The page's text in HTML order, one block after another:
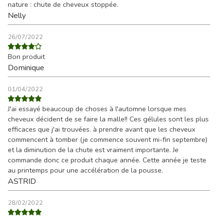
nature : chute de cheveux stoppée.
Nelly
26/07/2022
Bon produit
Dominique
01/04/2022
J'ai essayé beaucoup de choses à l'automne lorsque mes
cheveux décident de se faire la malle!! Ces gélules sont les plus
efficaces que j'ai trouvées. à prendre avant que les cheveux
commencent à tomber (je commence souvent mi-fin septembre)
et la diminution de la chute est vraiment importante. Je
commande donc ce produit chaque année. Cette année je teste
au printemps pour une accélération de la pousse.
ASTRID
28/02/2022